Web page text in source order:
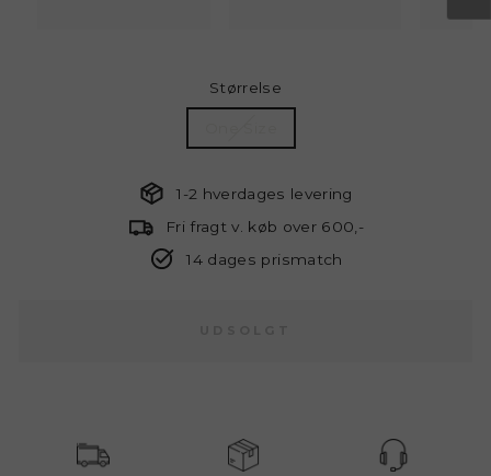
Størrelse
1-2 hverdages levering
Fri fragt v. køb over 600,-
14 dages prismatch